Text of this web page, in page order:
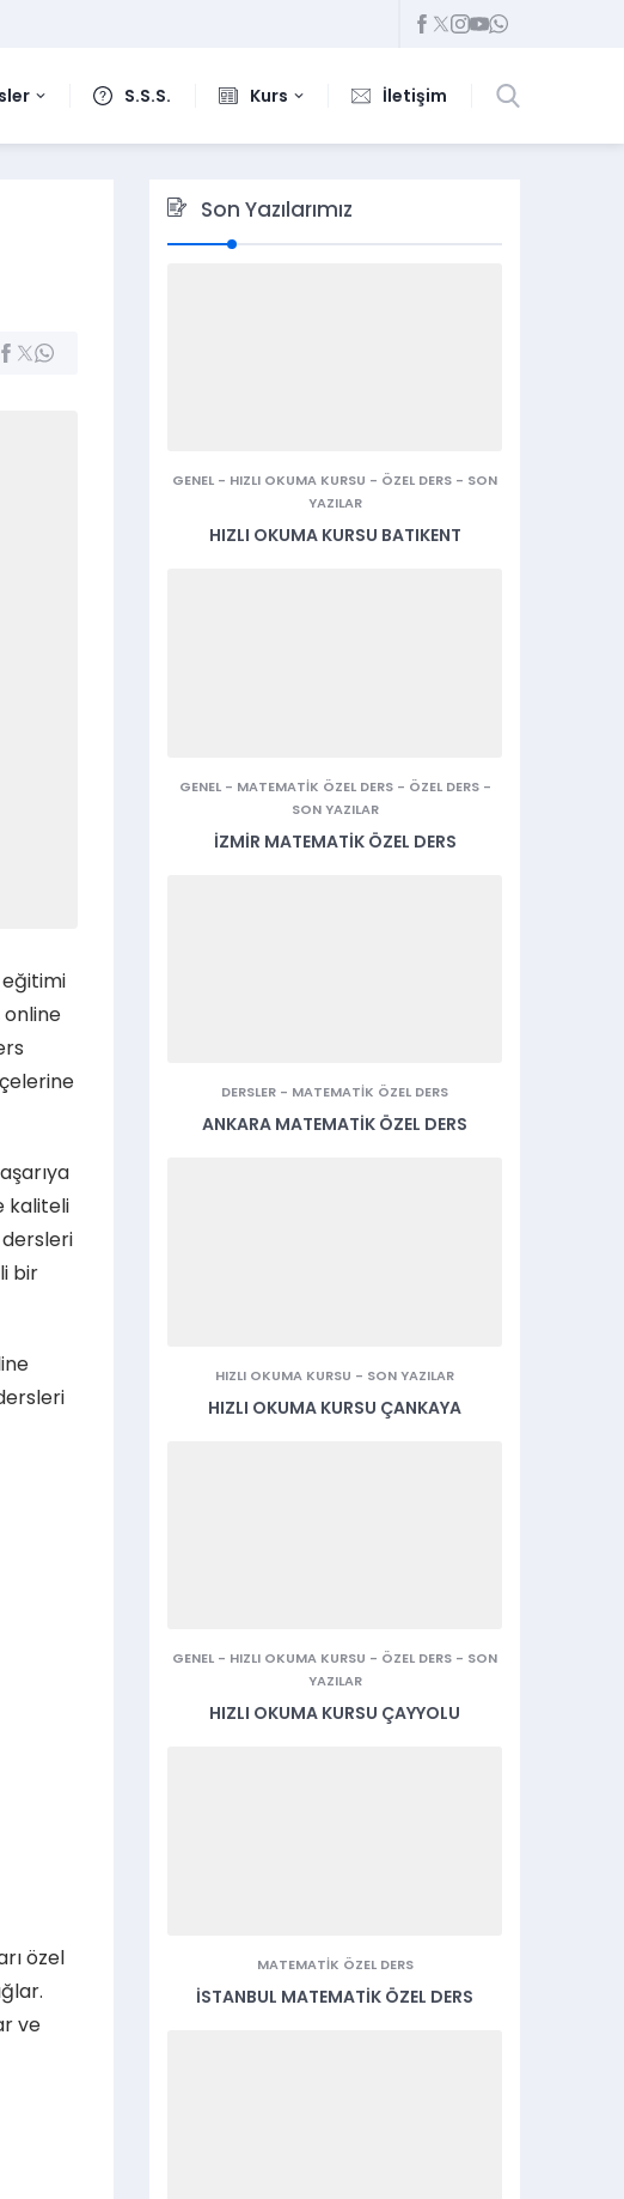
S.S.S. Kurs İletişim
eğitimi
online
kaliteli
bir
özel
ve
Son Yazılarımız
GENEL - HIZLI OKUMA KURSU - ÖZEL DERS - SON
YAZILAR
HIZLI OKUMA KURSU BATIKENT
GENEL- MATEMATIK ÖZEL DERS- ÖZEL DERS-
SON YAZILAR
İZMIR MATEMATIK ÖZEL DERS
DERSLER - MATEMATIK ÖZEL DERS
ANKARA MATEMATIK ÖZEL DERS
HIZLI OKUMA KURSU - SON YAZILAR
HIZLI OKUMA KURSU ÇANKAYA
GENEL - HIZLI OKUMA KURSU - ÖZEL DERS - SON
YAZILAR
HIZLI OKUMA KURSU ÇAYYOLU
MATEMATIK ÖZEL DERS
İSTANBUL MATEMATIK ÖZEL DERS